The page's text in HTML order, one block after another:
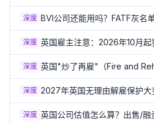
批准、可转LLC/本地公司详解
深度 BVI公司还能用吗？FATF灰名
行审查趋严与2026年三项合规
深度 英国雇主注意：2026年10月起
扰员工负责！第三方骚扰新规
深度 英国"炒了再雇"（Fire and
年10月起原则禁止！P&O渡轮
规详解
深度 2027年英国无理由解雇保护大
期6个月、赔偿上限取消，雇
备
深度 英国公司估值怎么算？出售/融